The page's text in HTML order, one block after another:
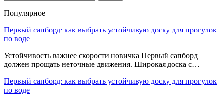
Популярное
Первый сапборд: как выбрать устойчивую доску для прогулок
по воде
Устойчивость важнее скорости новичка Первый сапборд
должен прощать неточные движения. Широкая доска с…
Первый сапборд: как выбрать устойчивую доску для прогулок
по воде